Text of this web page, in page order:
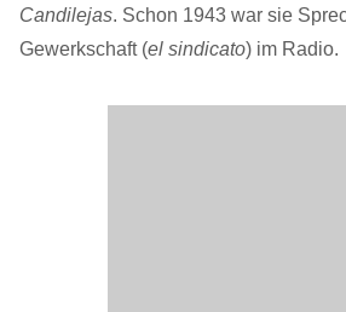
Candilejas. Schon 1943 war sie
Gewerkschaft (el sindicato) im Radio.